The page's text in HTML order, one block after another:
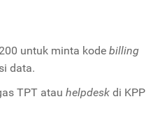
untuk minta kodebilling
data.
TPT atau helpdesk di KPP